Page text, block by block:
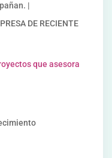
|
DE RECIENTE
que asesora